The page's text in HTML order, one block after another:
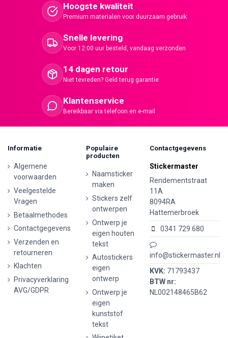
Hoogste kwaliteit
Premium materialen voor duurzaam gebruik
Snelle levering
Voor 12:00 uur besteld, vandaag verzonden
14 dagen retour
Niet tevreden? Geld terug garantie
Klantenservice
Bereikbaar via telefoon en e-mail
Informatie
Algemene
voorwaarden
Veelgestelde
Vragen
Betaalmethodes
Contactgegevens
Verzenden en
retourneren
Klachten
Privacyverklaring
AVG/GDPR
Populaire
producten
Naamsticker
maken
Stickers zelf
ontwerpen
Ontwerp je
eigen houten
tekst
Autostickers
eigen
ontwerp
Ontwerp je
eigen
kunststof
tekst
Contactgegevens
Stickermaster
Rendementstraat
11A
8094RA
Hattemerbroek
0341 729 680
info@stickermaster.nl
KVK: 71793437
BTW nr:
NL002148465B62